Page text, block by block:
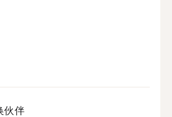
伙伴